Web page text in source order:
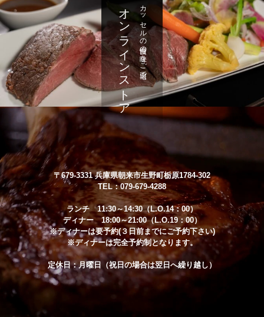
カッセルの自慢の味をご自宅で
オンラインストア
〒679-3331 兵庫県朝来市生野町栃原1784-302
TEL：079-679-4288
ランチ 11:30～14:30（L.O.14：00）
ディナー 18:00～21:00（L.O.19：00）
※ディナーは要予約(３日前までにご予約下さい)
※ディナーは完全予約制となります。
定休日：月曜日（祝日の場合は翌日へ繰り越し）